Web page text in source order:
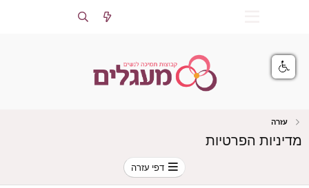
עזרה
מדיניות הפרטיות
דפי עזרה